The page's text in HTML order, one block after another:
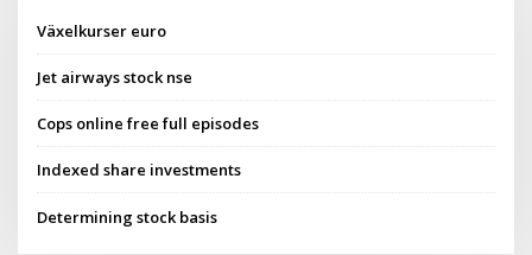
Växelkurser euro
Jet airways stock nse
Cops online free full episodes
Indexed share investments
Determining stock basis